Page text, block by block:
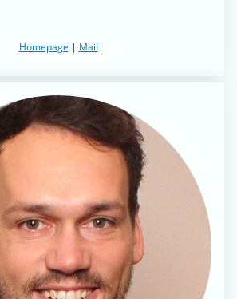
Homepage | Mail